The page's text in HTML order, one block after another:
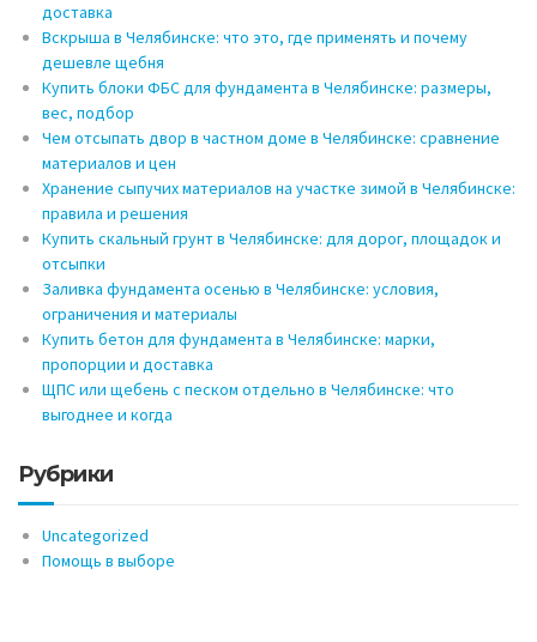
доставка
Вскрыша в Челябинске: что это, где применять и почему
дешевле щебня
Купить блоки ФБС для фундамента в Челябинске: размеры,
вес, подбор
Чем отсыпать двор в частном доме в Челябинске: сравнение
материалов и цен
Хранение сыпучих материалов на участке зимой в Челябинске:
правила и решения
Купить скальный грунт в Челябинске: для дорог, площадок и
отсыпки
Заливка фундамента осенью в Челябинске: условия,
ограничения и материалы
Купить бетон для фундамента в Челябинске: марки,
пропорции и доставка
ЩПС или щебень с песком отдельно в Челябинске: что
выгоднее и когда
Рубрики
Uncategorized
Помощь в выборе